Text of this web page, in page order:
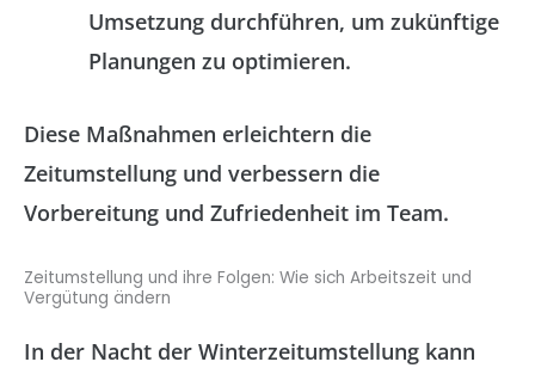
Umsetzung durchführen, um zukünftige
Planungen zu optimieren.
Diese Maßnahmen erleichtern die
Zeitumstellung und verbessern die
Vorbereitung und Zufriedenheit im Team.
Zeitumstellung und ihre Folgen: Wie sich Arbeitszeit und
Vergütung ändern
In der Nacht der Winterzeitumstellung kann